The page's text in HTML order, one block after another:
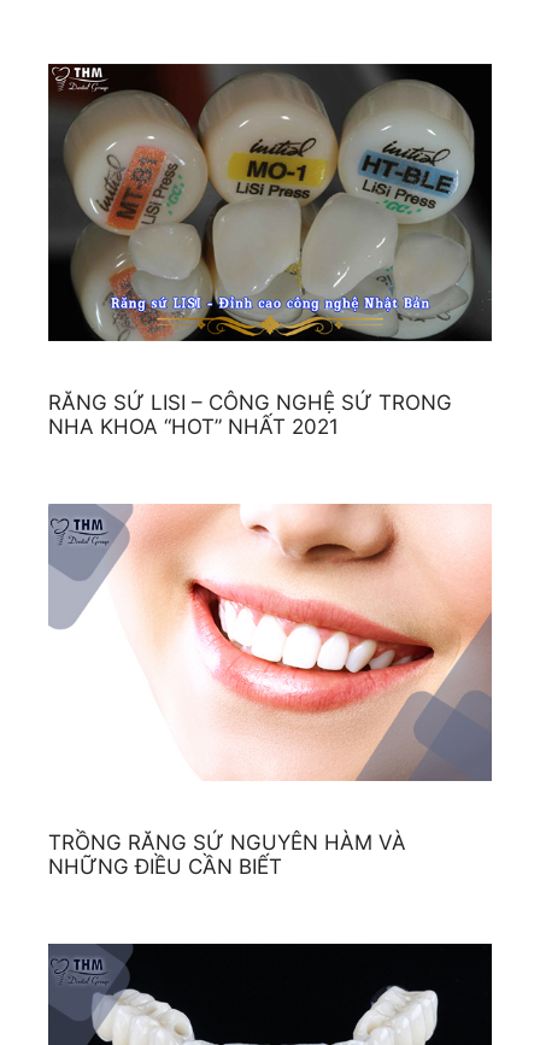
RĂNG SỨ LISI – CÔNG NGHỆ SỨ TRONG
NHA KHOA “HOT” NHẤT 2021
TRỒNG RĂNG SỨ NGUYÊN HÀM VÀ
NHỮNG ĐIỀU CẦN BIẾT